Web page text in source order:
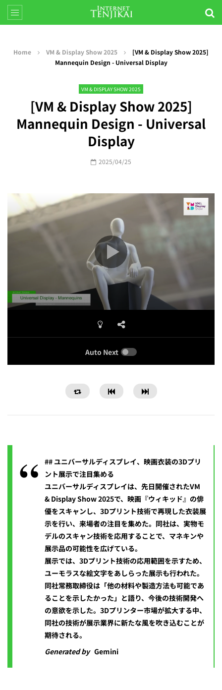
Home VM & Display Show 2025
[VM & Display Show 2025]
Mannequin Design - Universal Display
VM & DISPLAY SHOW 2025
[VM & Display Show 2025]
Mannequin Design - Universal
Display
2025/04/25
Auto Next
## ユニバーサルディスプレイ、映画衣装の3Dプリ
ント展示で注目集める
ユニバーサルディスプレイは、先日開催されたVM
& Display Show 2025で、映画『ウィキッド』の俳
優をスキャンし、3Dプリント技術で再現した衣装展
示を行い、来場者の注目を集めた。同社は、実物モ
デルのスキャン技術を応用することで、マネキンや
展示品の可能性を広げている。
展示では、3Dプリント技術の応用範囲を示すため、
ユーモラスな絵文字をあしらった展示も行われた。
同社常務取締役は「他の材料や製造方法も可能であ
ることを示したかった」と語り、今後の技術開発へ
の意欲を示した。3Dプリンター市場が拡大する中、
同社の技術が展示業界に新たな風を吹き込むことが
期待される。
Generated by Gemini